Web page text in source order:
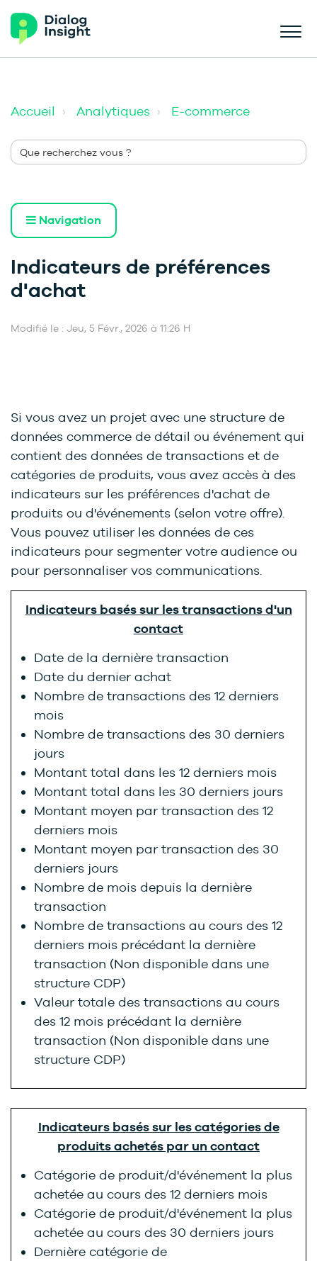
Accueil Analytiques E-commerce
Navigation
Indicateurs de préférences
d'achat
Modifié le : Jeu, 5 Févr., 2026 à 11:26 H
Si vous avez un projet avec une structure de
données commerce de détail ou événement qui
contient des données de transactions et de
catégories de produits, vous avez accès à des
indicateurs sur les préférences d'achat de
produits ou d'événements (selon votre offre).
Vous pouvez utiliser les données de ces
indicateurs pour segmenter votre audience ou
pour personnaliser vos communications.
Indicateurs basés sur les transactions d'un
contact
Date de la dernière transaction
Date du dernier achat
Nombre de transactions des 12 derniers
mois
Nombre de transactions des 30 derniers
jours
Montant total dans les 12 derniers mois
Montant total dans les 30 derniers jours
Montant moyen par transaction des 12
derniers mois
Montant moyen par transaction des 30
derniers jours
Nombre de mois depuis la dernière
transaction
Nombre de transactions au cours des 12
derniers mois précédant la dernière
transaction (Non disponible dans une
structure CDP)
Valeur totale des transactions au cours
des 12 mois précédant la dernière
transaction (Non disponible dans une
structure CDP)
Indicateurs basés sur les catégories de
produits achetés par un contact
Catégorie de produit/d'événement la plus
achetée au cours des 12 derniers mois
Catégorie de produit/d'événement la plus
achetée au cours des 30 derniers jours
Dernière catégorie de